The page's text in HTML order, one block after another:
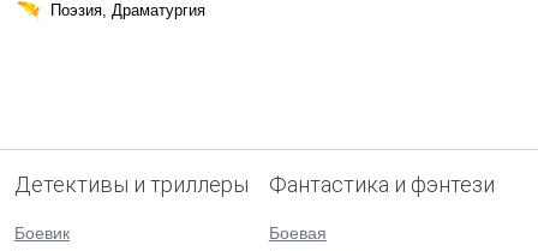
Поэзия, Драматургия
Детективы и триллеры
Боевик
Фантастика и фэнтези
Боевая